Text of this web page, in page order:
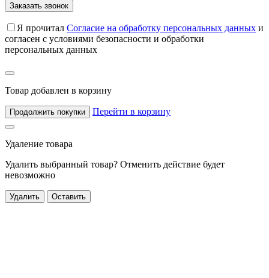
Заказать звонок
Я прочитал Согласие на обработку персональных данных и
согласен с условиями безопасности и обработки
персональных данных
Товар добавлен в корзину
Продолжить покупки Перейти в корзину
Удаление товара
Удалить выбранный товар? Отменить действие будет
невозможно
Удалить Оставить